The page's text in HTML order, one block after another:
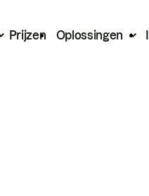
Prijzen Oplossingen